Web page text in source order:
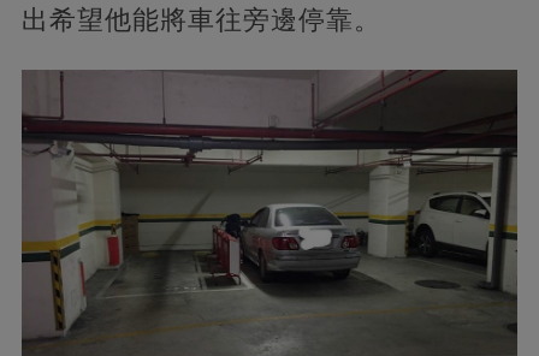
出希望他能將車往旁邊停靠。